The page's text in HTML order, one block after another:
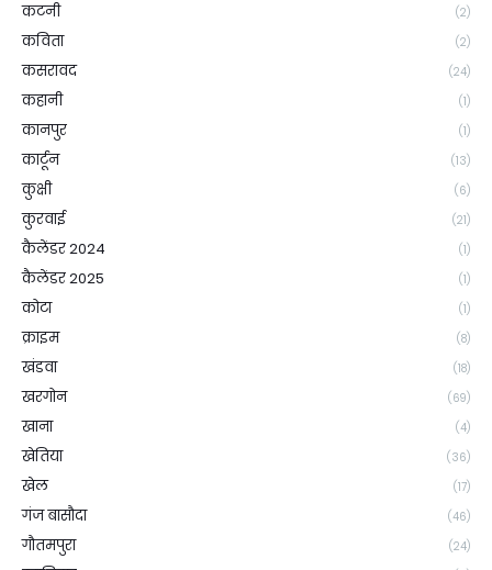
कटनी (2)
कविता (2)
कसरावद (24)
कहानी (1)
कानपुर (1)
कार्टून (13)
कुक्षी (6)
कुरवाई (21)
कैलेंडर 2024 (1)
कैलेंडर 2025 (1)
कोटा (1)
क्राइम (8)
खंडवा (18)
खरगोन (69)
खाना (4)
खेतिया (36)
खेल (17)
गंज बासौदा (46)
गौतमपुरा (24)